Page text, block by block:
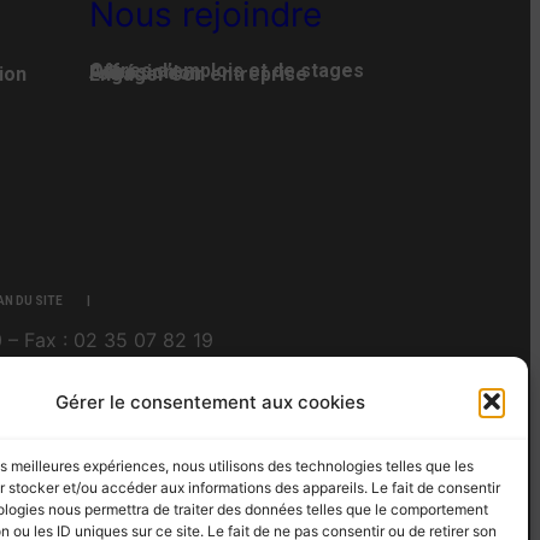
Gérer le consentement aux cookies
meilleures expériences, nous utilisons des technologies telles que les
stocker et/ou accéder aux informations des appareils. Le fait de consentir
nous permettra de traiter des données telles que le comportement
ou les ID uniques sur ce site. Le fait de ne pas consentir ou de retirer son
Nous rejoindre
Offres d’emplois et de stages
Adhésion
Faire un don
Engager son entreprise
DU SITE
– Fax : 02 35 07 82 19